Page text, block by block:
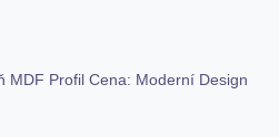
MDF Profil Cena: Moderní Design